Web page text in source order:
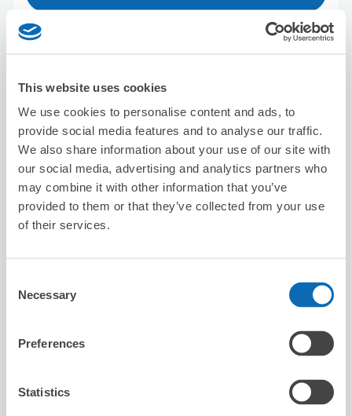
This website uses cookies
We use cookies to personalise content and ads, to
provide social media features and to analyse our traffic.
We also share information about your use of our site with
our social media, advertising and analytics partners who
may combine it with other information that you’ve
provided to them or that they’ve collected from your use
of their services.
Selection
Necessary
Preferences
Statistics
从浦安站步行4分钟。
8/10月 日